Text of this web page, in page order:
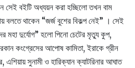
সেই বইটি অধ্যয়ন করা হচ্ছিলো তখন বাম
বলতে থাকেন “জর্জ বুশের বিকল্প নেই” । সেই
মহা দুর্যোগ” হলো পিনো চেটের মৃত্যু কুপ,
কংগ্রেসের আপোষ কামিতা, ইরাকে গ্রীন
সুনামী ও হারিক্যান ক্যাটরিনার আঘাত